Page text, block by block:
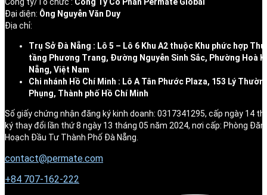
Công ty/Tổ chức : Công Ty Cổ Phần Permate Global
Đại diện: Ông Nguyễn Văn Duy
Địa chỉ:
Trụ Sở Đà Nẵng : Lô 5 – Lô 6 Khu A2 thuộc Khu phức hợp
tầng Phương Trang, Đường Nguyễn Sinh Sắc, Phường Hoà
Nẵng, Việt Nam
Chi nhánh Hồ Chí Minh : Lô A Tân Phước Plaza, 153 Lý
Phụng, Thành phố Hồ Chí Minh
Số giấy chứng nhận đăng ký kinh doanh: 0317341295, cấp ngày 14
ký thay đổi lần thứ 8 ngày 13 tháng 05 năm 2024, nơi cấp: Phòng
Hoạch Đầu Tư Thành Phố Đà Nẵng.
contact@permate.com
+84 707-162-222